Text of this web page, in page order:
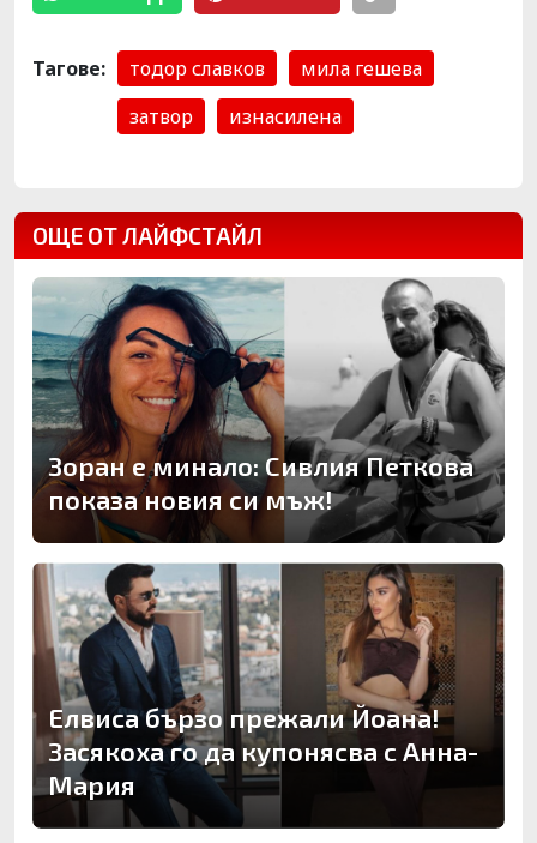
Тагове: тодор славков
мила гешева
затвор
изнасилена
ОЩЕ ОТ ЛАЙФСТАЙЛ
Зоран е минало: Сивлия Петкова
показа новия си мъж!
Елвиса бързо прежали Йоана!
Засякоха го да купонясва с Анна-
Мария